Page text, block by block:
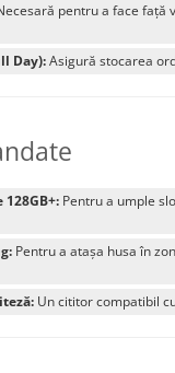
pentru a face față
Day):Asigură stocarea
128GB+: Pentru a umple
Pentru a atașa husa în
Un cititor compatibil